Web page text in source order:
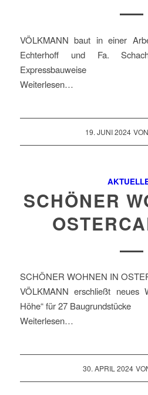
VÖLKMANN baut in einer
Echterhoff und Fa.
Expressbauweise
Weiterlesen…
19. JUNI 2024 VON
SCHÖNER
SCHÖNER WOHNEN IN
VÖLKMANN erschließt neues
Höhe“ für 27 Baugrundstücke
Weiterlesen…
30. APRIL 2024